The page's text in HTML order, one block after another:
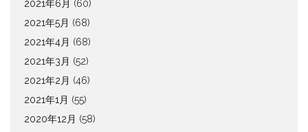
2021年6月 (60)
2021年5月 (68)
2021年4月 (68)
2021年3月 (52)
2021年2月 (46)
2021年1月 (55)
2020年12月 (58)